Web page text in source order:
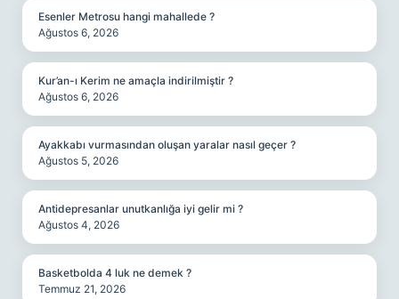
Esenler Metrosu hangi mahallede ?
Ağustos 6, 2026
Kur’an-ı Kerim ne amaçla indirilmiştir ?
Ağustos 6, 2026
Ayakkabı vurmasından oluşan yaralar nasıl geçer ?
Ağustos 5, 2026
Antidepresanlar unutkanlığa iyi gelir mi ?
Ağustos 4, 2026
Basketbolda 4 luk ne demek ?
Temmuz 21, 2026